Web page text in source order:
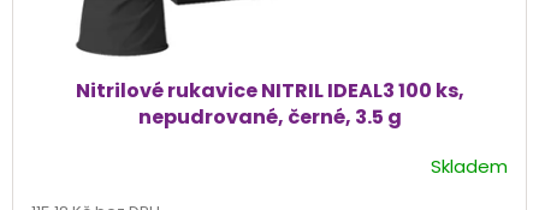
Nitrilové rukavice NITRIL IDEAL3 100 ks,
nepudrované, černé, 3.5 g
Skladem